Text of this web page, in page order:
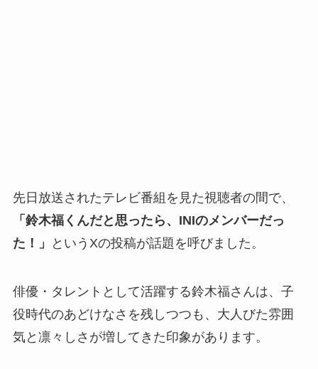
先日放送されたテレビ番組を見た視聴者の間で、
「鈴木福くんだと思ったら、INIのメンバーだっ
た！」
というXの投稿が話題を呼びました。
俳優・タレントとして活躍する鈴木福さんは、子
役時代のあどけなさを残しつつも、大人びた雰囲
気と凛々しさが増してきた印象があります。